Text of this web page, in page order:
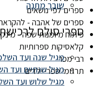
ספרים לפי נושאים
ספרים של אהבה - להקראה
פיתוח מיומנות שפה -
קלאסיקות ספרותיות
רבי מכר
תרגומי ספרי ילדים
שובר מתנה
ספרי סולם
מגיל שנה ועד
מגיל שנתיים ועד
מגיל שלוש ועד